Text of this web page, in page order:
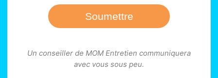
Soumettre
Un conseiller de MOM Entretien communiquera
avec vous sous peu.